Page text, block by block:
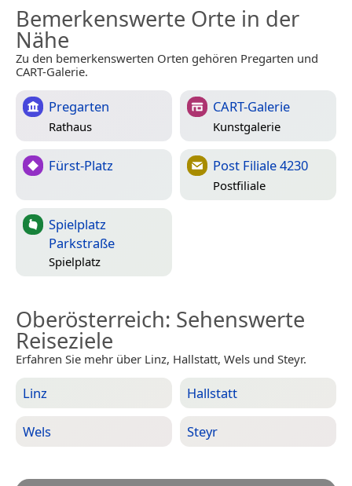
Bemerkenswerte Orte in der
Nähe
Zu den bemerkenswerten Orten gehören Pregarten und
CART-Galerie.
Pregarten
Rathaus
CART-Galerie
Kunstgalerie
Fürst-Platz Post Filiale 4230
Postfiliale
Spielplatz
Parkstraße
Spielplatz
Oberösterreich: Sehenswerte
Reiseziele
Erfahren Sie mehr über Linz, Hallstatt, Wels und Steyr.
Linz Hallstatt
Wels Steyr